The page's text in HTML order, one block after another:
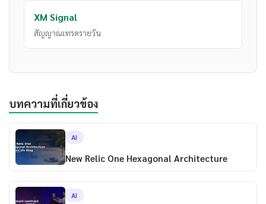
XM Signal
สัญญาณเทรดรายวัน
บทความที่เกี่ยวข้อง
AI
New Relic One Hexagonal Architecture
AI